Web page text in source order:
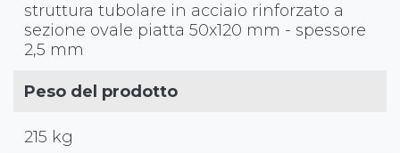
struttura tubolare in acciaio rinforzato a
sezione ovale piatta 50x120 mm - spessore
2,5 mm
Peso del prodotto
215 kg